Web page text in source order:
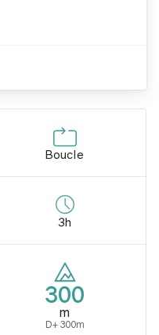
Boucle
3h
300
m
D+ 300m